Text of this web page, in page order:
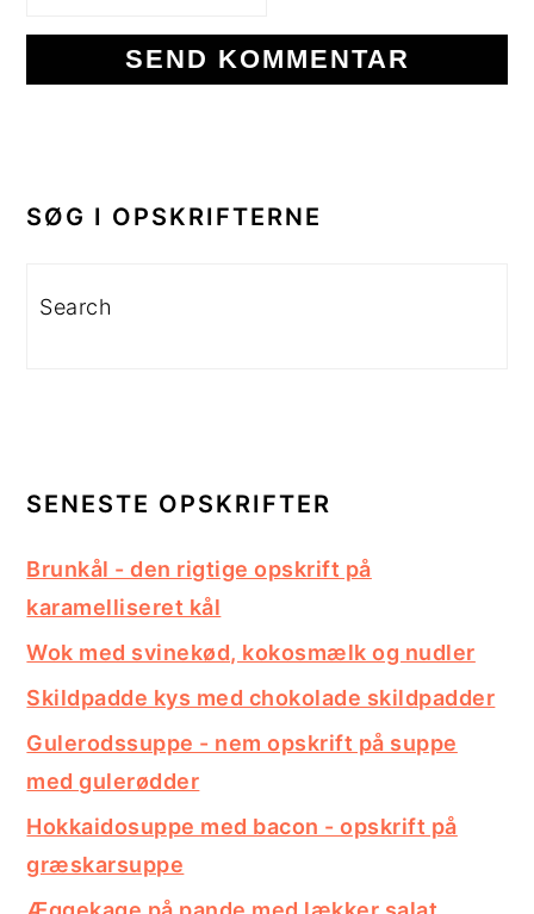
SIDEBAR
SØG I OPSKRIFTERNE
Search
SENESTE OPSKRIFTER
Brunkål - den rigtige opskrift på
karamelliseret kål
Wok med svinekød, kokosmælk og nudler
Skildpadde kys med chokolade skildpadder
Gulerodssuppe - nem opskrift på suppe
med gulerødder
Hokkaidosuppe med bacon - opskrift på
græskarsuppe